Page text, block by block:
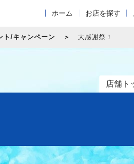
ホーム お店を探す
ト/キャンペーン 大感謝祭！
店舗ト